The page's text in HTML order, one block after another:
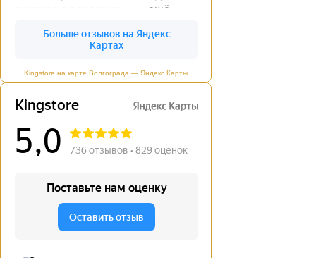
Kingstore на карте Волгограда — Яндекс Карты